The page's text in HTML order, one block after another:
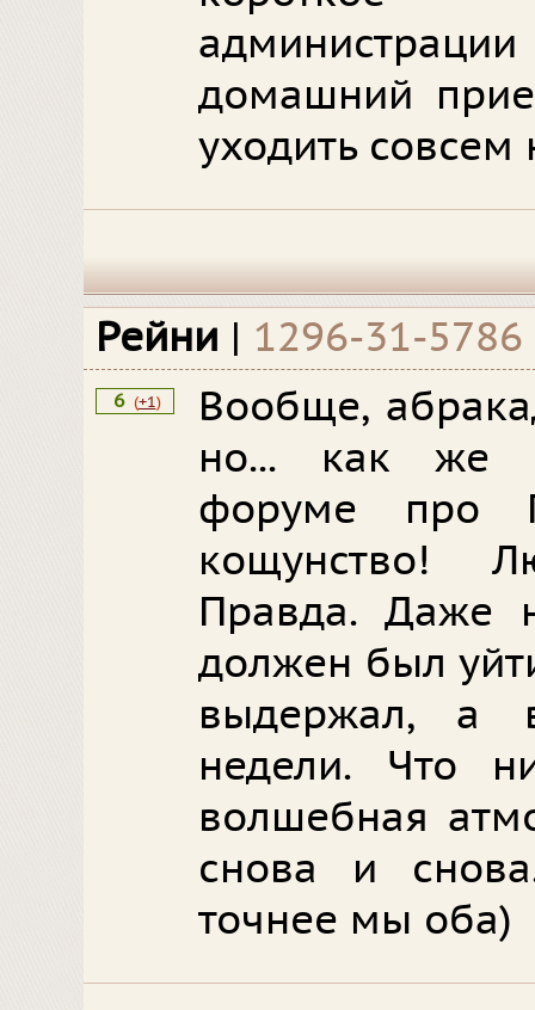
домашний
уходить совсем
Рейни | 1296-31-5786
6 (+1)
Вообще,
но... как же
форуме про
кощунство!
Правда. Даже
должен был
выдержал, а
недели. Что
волшебная
снова и
точнее мы оба)